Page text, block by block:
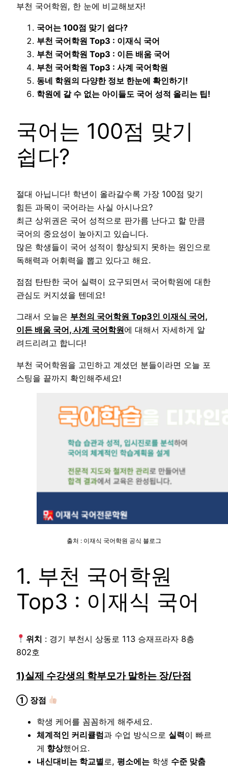
부천 국어학원, 한 눈에 비교해보자!
국어는 100점 맞기 쉽다?
부천 국어학원 Top3 : 이재식 국어
부천 국어학원 Top3 : 이든 배움 국어
부천 국어학원 Top3 : 사계 국어학원
동네 학원의 다양한 정보 한눈에 확인하기!
학원에 갈 수 없는 아이들도 국어 성적 올리는 팁!
국어는 100점 맞기
쉽다?
절대 아닙니다! 학년이 올라갈수록 가장 100점 맞기
힘든 과목이 국어라는 사실 아시나요?
최근 상위권은 국어 성적으로 판가름 난다고 할 만큼
국어의 중요성이 높아지고 있습니다.
많은 학생들이 국어 성적이 향상되지 못하는 원인으로
독해력과 어휘력을 뽑고 있다고 해요.
점점 탄탄한 국어 실력이 요구되면서 국어학원에 대한
관심도 커지셨을 텐데요!
그래서 오늘은 부천의 국어학원 Top3인 이재식 국어,
이든 배움 국어, 사계 국어학원에 대해서 자세하게 알
려드리려고 합니다!
부천 국어학원을 고민하고 계셨던 분들이라면 오늘 포
스팅을 끝까지 확인해주세요!
출처 : 이재식 국어학원 공식 블로그
1. 부천 국어학원
Top3 : 이재식 국어
위치 : 경기 부천시 상동로 113 승재프라자 8층
802호
1)실제 수강생의 학부모가 말하는 장/단점
① 장점
학생 케어를 꼼꼼하게 해주세요.
체계적인 커리큘럼과 수업 방식으로 실력이 빠르
게 향상했어요.
내신대비는 학교별로, 평소에는 학생 수준 맞춤